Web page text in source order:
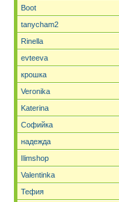
Boot
tanycham2
Rinella
evteeva
крошка
Veronika
Katerina
Софийка
надежда
Ilimshop
Valentinka
Тефия